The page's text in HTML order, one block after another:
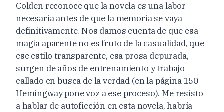
Colden reconoce que la novela es una labor
necesaria antes de que la memoria se vaya
definitivamente. Nos damos cuenta de que esa
magia aparente no es fruto de la casualidad, que
ese estilo transparente, esa prosa depurada,
surgen de años de entrenamiento y trabajo
callado en busca de la verdad (en la página 150
Hemingway pone voz a ese proceso). Me resisto
a hablar de autoficción en esta novela, habría